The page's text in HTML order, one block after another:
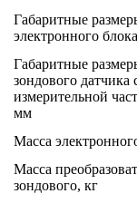
Габаритные
электронного
Габаритные
зондового датчика
измерительной
мм
Масса
Масса
зондового, кг